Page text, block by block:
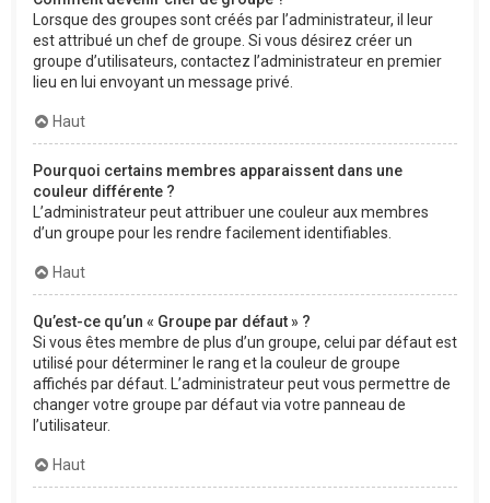
Lorsque des groupes sont créés par l’administrateur, il leur
est attribué un chef de groupe. Si vous désirez créer un
groupe d’utilisateurs, contactez l’administrateur en premier
lieu en lui envoyant un message privé.
Haut
Pourquoi certains membres apparaissent dans une
couleur différente ?
L’administrateur peut attribuer une couleur aux membres
d’un groupe pour les rendre facilement identifiables.
Haut
Qu’est-ce qu’un « Groupe par défaut » ?
Si vous êtes membre de plus d’un groupe, celui par défaut est
utilisé pour déterminer le rang et la couleur de groupe
affichés par défaut. L’administrateur peut vous permettre de
changer votre groupe par défaut via votre panneau de
l’utilisateur.
Haut